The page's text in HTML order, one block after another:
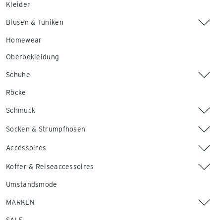
Kleider
Blusen & Tuniken
Homewear
Oberbekleidung
Schuhe
Röcke
Schmuck
Socken & Strumpfhosen
Accessoires
Koffer & Reiseaccessoires
Umstandsmode
MARKEN